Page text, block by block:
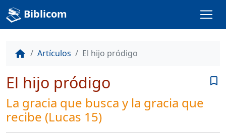
Biblicom
home Artículos El hijo pródigo
bookmark_border
El hijo pródigo
La gracia que busca y la gracia que
recibe (Lucas 15)